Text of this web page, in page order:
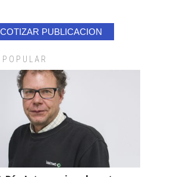
COTIZAR PUBLICACION
POPULAR